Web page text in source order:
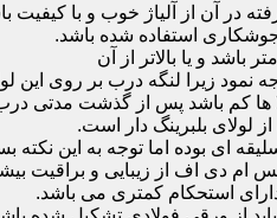
در آن از آلیاژ خوب و با
زیرا لنگه درب بر روی این
ها کم باشد پس از گذشت مدتی
بوده اما توجه به این نکته
ام دی اف از زیبایی و براقیت
استحکام کمتری می باشد.